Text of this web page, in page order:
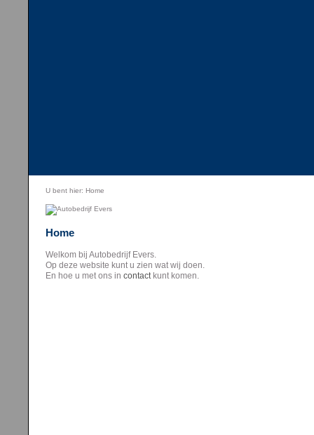
U bent hier: Home
Home
Welkom bij Autobedrijf Evers.
Op deze website kunt u zien wat wij doen.
En hoe u met ons in contactkunt komen.